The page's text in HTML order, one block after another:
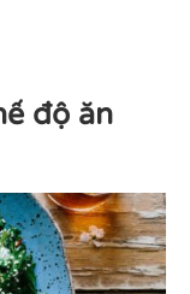
độ ăn